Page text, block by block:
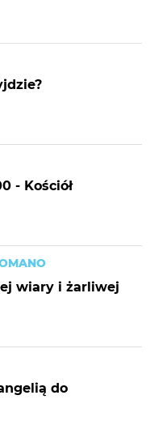
- Kościół
wiary i żarliwej
do